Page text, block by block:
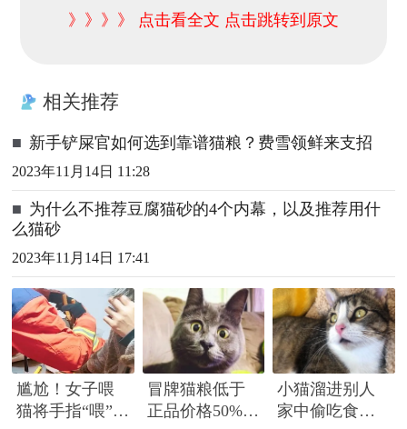
》》》》 点击看全文 点击跳转到原文
相关推荐
■ 新手铲屎官如何选到靠谱猫粮？费雪领鲜来支招
2023年11月14日 11:28
■ 为什么不推荐豆腐猫砂的4个内幕，以及推荐用什
么猫砂
2023年11月14日 17:41
尴尬！女子喂
猫将手指“喂”给
冒牌猫粮低于
正品价格50%以
小猫溜进别人
家中偷吃食